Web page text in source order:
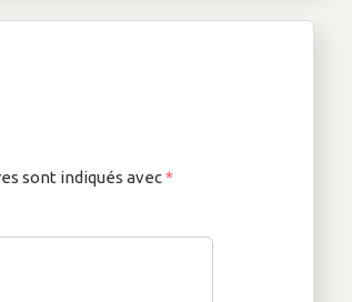
sont indiqués avec*